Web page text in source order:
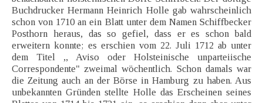
Buchdrucker Hermann Heinrich Holle gab wahrscheinlich
schon von 1710 an ein Blatt unter dem Namen Schiffbecker
Posthorn heraus, das so gefiel, dass er es schon bald
erweitern konnte; es erschien vom 22. Juli 1712 ab unter
dem Titel ,, Aviso oder Holsteinische unparteiische
Correspondente" zweimal wöchentlich. Schon damals war
die Zeitung auch an der Börse in Hamburg zu haben. Aus
unbekannten Gründen stellte Holle das Erscheinen seines